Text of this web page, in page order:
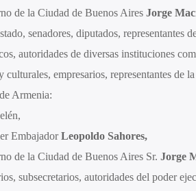
de la Ciudad de Buenos AiresJorge
senadores, diputados, representantes
autoridades de diversas instituciones
culturales, empresarios, representantes de
Armenia:
EmbajadorLeopoldo Sahores,
de la Ciudad de Buenos Aires Sr. Jorge
subsecretarios, autoridades del poder